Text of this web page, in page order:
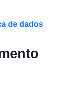
de dados